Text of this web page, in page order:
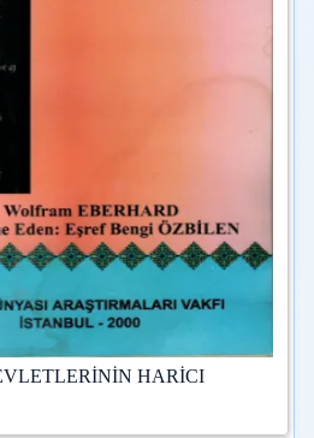
HARİCI